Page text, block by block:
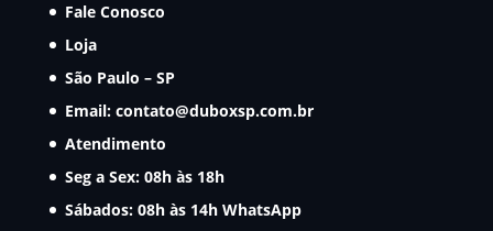
Fale Conosco
Loja
São Paulo – SP
Email: contato@duboxsp.com.br
Atendimento
Seg a Sex: 08h às 18h
Sábados: 08h às 14h WhatsApp